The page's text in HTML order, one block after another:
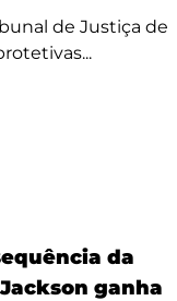
de Justiça de
da
ganha